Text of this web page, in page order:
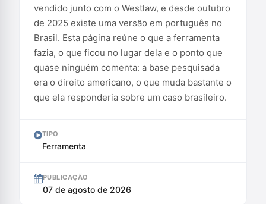
vendido junto com o Westlaw, e desde outubro
de 2025 existe uma versão em português no
Brasil. Esta página reúne o que a ferramenta
fazia, o que ficou no lugar dela e o ponto que
quase ninguém comenta: a base pesquisada
era o direito americano, o que muda bastante o
que ela responderia sobre um caso brasileiro.
TIPO
Ferramenta
PUBLICAÇÃO
07 de agosto de 2026